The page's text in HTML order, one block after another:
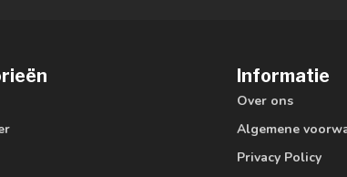
Informatie
Over ons
Algemene
Privacy Policy